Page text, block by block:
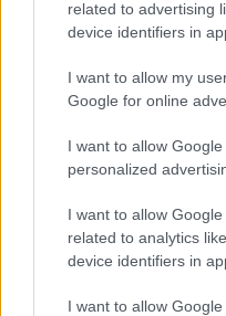
related to advertising
device identifiers in
I want to allow my
Google for online
I want to allow
personalized
I want to allow
related to analytics
device identifiers in
I want to allow